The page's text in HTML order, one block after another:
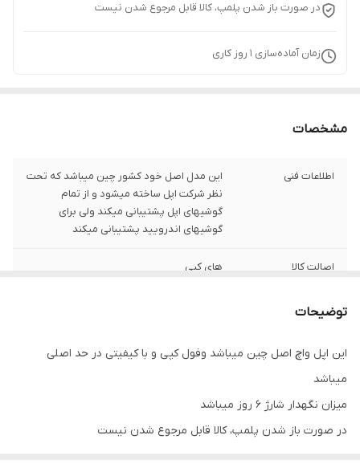
در صورت باز شدن پلمپ، کالا قابل مرجوع شدن نیست
زمان آماده‌سازی 1 روز کاری
مشخصات
اطلاعات فنی
این مدل اصل خود کشور چین میباشد که تحت
نظر شرکت اپل ساخته میشود و از تمام
گوشیهای اپل پشتیبانی میکند ولی برای
گوشیهای اندرویید پشتیبانی میکند
اصالت کالا های کپی
مدل
زمان شارژ شدن
توضیحات
این اپل واچ اصل چین میباشد وفول کپی و با کیفیتی در حد اصلی
میباشد
میزان نگهدار شارژ 6 روز میباشد
در صورت باز شدن پلمپ، کالا قابل مرجوع شدن نیست